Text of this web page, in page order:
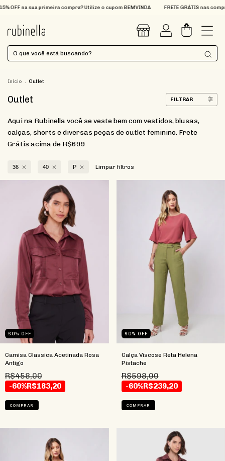
o cupom BEMVINDA FRETE GRÁTIS nas compras acima de R$699 Que tal
0
Início . Outlet
Outlet FILTRAR
Aqui na Rubinella você se veste bem com vestidos, blusas,
calças, shorts e diversas peças de outlet feminino. Frete
Grátis acima de R$699
36 40 P Limpar filtros
60% OFF
Camisa Classica Acetinada Rosa
Antigo
R$458,00
-60%R$183,20
COMPRAR
60% OFF
Calça Viscose Reta Helena
Pistache
R$598,00
-60%R$239,20
COMPRAR